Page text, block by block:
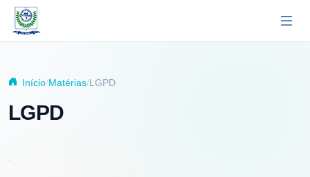
Pular para o conteúdo principal
Início Matérias LGPD
LGPD